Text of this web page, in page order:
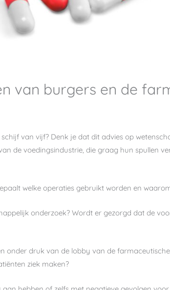
van burgers en de
van vijf? Denk je dat dit advies op
de voedingsindustrie, die graag hun spullen
welke operaties gebruikt worden en
onderzoek? Wordt er gezorgd dat de
onder druk van de lobby van de
ziek maken?